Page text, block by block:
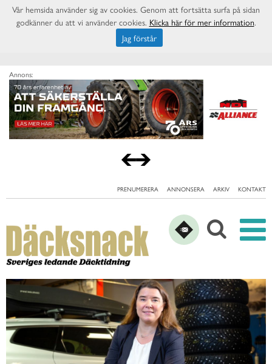
Annons:
PRENUMERERA ANNONSERA ARKIV KONTAKT
Vår hemsida använder sig av cookies. Genom att fortsätta surfa på sidan
godkänner du att vi använder cookies. Klicka här för mer information.
Jag förstår